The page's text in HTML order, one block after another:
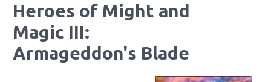
Heroes of Might and
Magic III:
Armageddon's Blade